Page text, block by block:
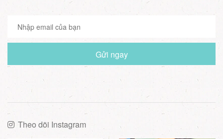
Gửi ngay
Theo dõi Instagram